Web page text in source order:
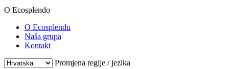
O Ecosplendo
O Ecosplendu
Naša grupa
Kontakt
Promjena regije / jezika